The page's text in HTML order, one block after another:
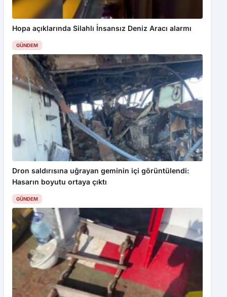
Hopa açıklarında Silahlı İnsansız Deniz Aracı alarmı
GÜNDEM
Dron saldırısına uğrayan geminin içi görüntülendi:
Hasarın boyutu ortaya çıktı
GÜNDEM